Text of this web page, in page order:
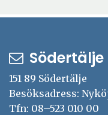
151 89 Södertälje
Besöksadress:
Tfn: 08–523 010 00